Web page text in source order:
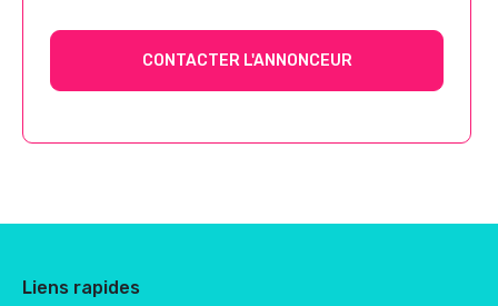
CONTACTER L'ANNONCEUR
Liens rapides